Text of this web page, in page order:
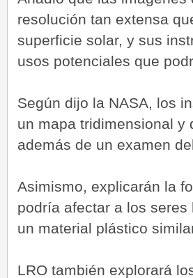
resolución tan extensa
superficie solar, y sus
usos potenciales que
Según dijo la NASA, los
un mapa tridimensional y
además de un examen
Asimismo, explicarán la
podría afectar a los
un material plástico
LRO también explorará